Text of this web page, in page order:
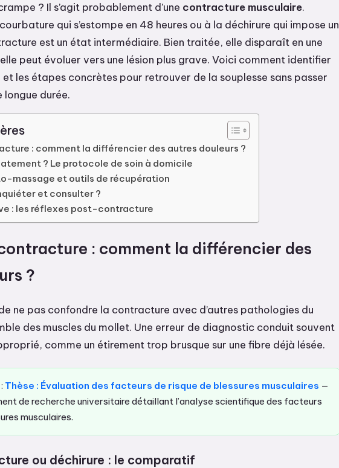
? Il s’agit probablement d’une contracture musculaire.
qui s’estompe en 48 heures ou à la déchirure qui impose un
est un état intermédiaire. Bien traitée, elle disparaît en une
peut évoluer vers une lésion plus grave. Voici comment identifier
les étapes concrètes pour retrouver de la souplesse sans passer
longue durée.
: comment la différencier des autres douleurs ?
? Le protocole de soin à domicile
massage et outils de récupération
et consulter ?
: les réflexes post-contracture
: comment la différencier des
?
ne pas confondre la contracture avec d’autres pathologies du
des muscles du mollet. Une erreur de diagnostic conduit souvent
comme un étirement trop brusque sur une fibre déjà lésée.
: Thèse : Évaluation des facteurs de risque de blessures musculaires —
de recherche universitaire détaillant l’analyse scientifique des facteurs
musculaires.
ou déchirure : le comparatif